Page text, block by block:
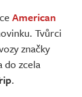
American
Tvůrci
značky
do zcela
.